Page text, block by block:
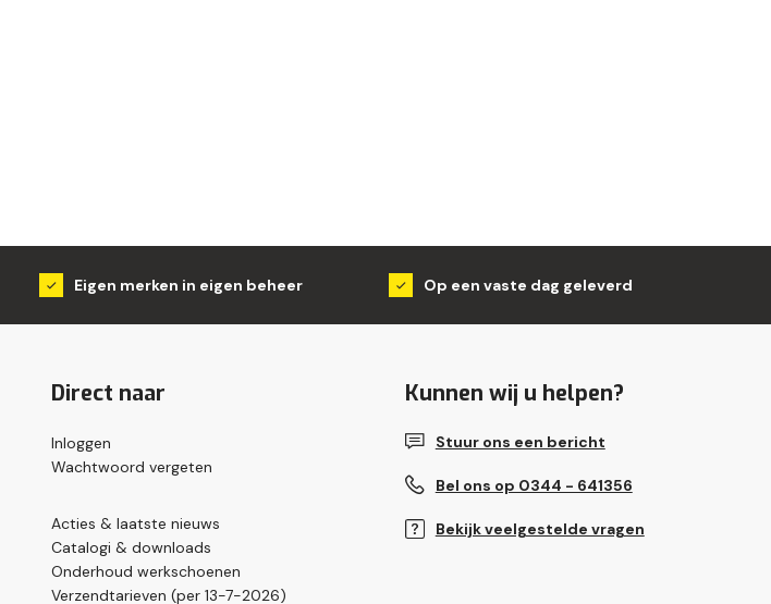
Eigen merken in eigen beheer Op een vaste dag geleverd
Direct naar
Inloggen
Wachtwoord vergeten
Acties & laatste nieuws
Catalogi & downloads
Onderhoud werkschoenen
Verzendtarieven (per 13-7-2026)
Kunnen wij u helpen?
Stuur ons een bericht
Bel ons op 0344 - 641356
Bekijk veelgestelde vragen